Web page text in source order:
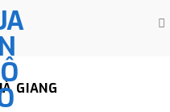
GIANG